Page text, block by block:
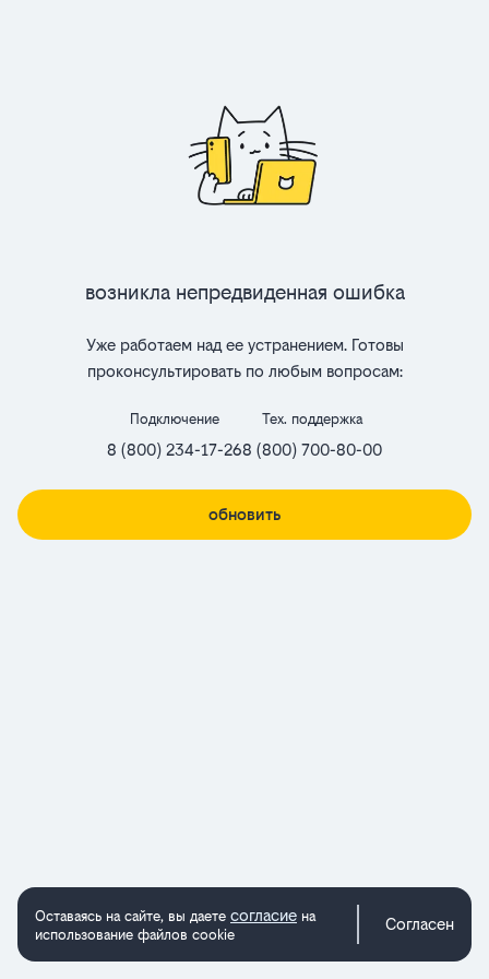
Возникла непредвиденная ошибка
Уже работаем над ее устранением. Готовы
проконсультировать по любым вопросам:
Подключение
8 (800) 234-17-26
Тех. поддержка
8 (800) 700-80-00
обновить
Оставаясь на сайте, вы даете согласие на
использование файлов cookie
Согласен